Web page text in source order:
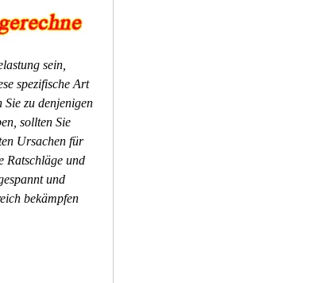
sein,
spezifische Art
Sie zu denjenigen
sollten Sie
Ursachen für
Ratschläge und
und
bekämpfen